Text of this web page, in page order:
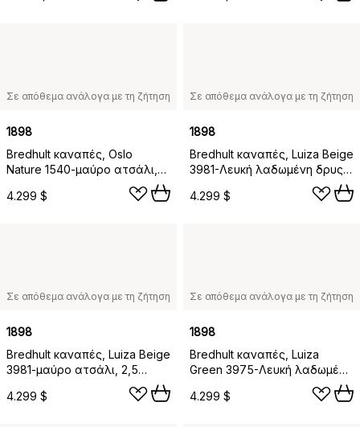
Σε απόθεμα ανάλογα με τη ζήτηση
1898
Bredhult καναπές, Oslo
Nature 1540-μαύρο ατσάλι,
4.299 $
Σε απόθεμα ανάλογα με τη ζήτηση
1898
Bredhult καναπές, Luiza Beige
3981-Λευκή λαδωμένη δρυς,
4.299 $
Σε απόθεμα ανάλογα με τη ζήτηση
1898
Bredhult καναπές, Luiza Beige
3981-μαύρο ατσάλι, 2,5
4.299 $
Σε απόθεμα ανάλογα με τη ζήτηση
1898
Bredhult καναπές, Luiza
Green 3975-Λευκή λαδωμένη
4.299 $